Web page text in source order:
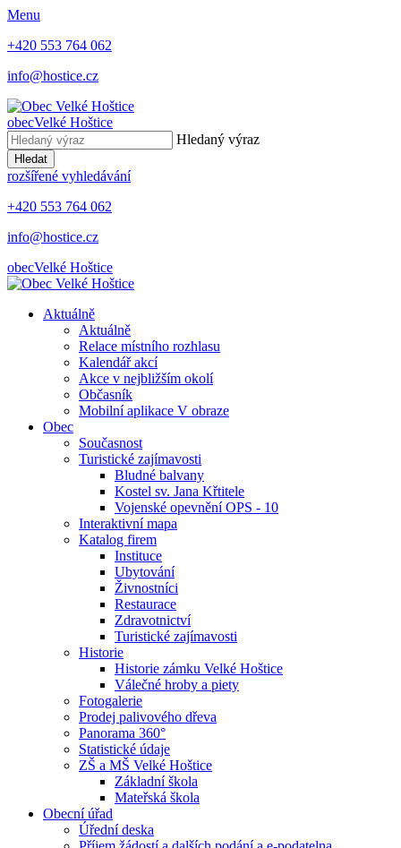
Menu
+420 553 764 062
info@hostice.cz
obecVelké Hoštice
Hledaný výraz
Hledat
rozšířené vyhledávání
+420 553 764 062
info@hostice.cz
obecVelké Hoštice
Aktuálně
Aktuálně
Relace místního rozhlasu
Kalendář akcí
Akce v nejbližším okolí
Občasník
Mobilní aplikace V obraze
Obec
Současnost
Turistické zajímavosti
Bludné balvany
Kostel sv. Jana Křtitele
Vojenské opevnění OPS - 10
Interaktivní mapa
Katalog firem
Instituce
Ubytování
Živnostníci
Restaurace
Zdravotnictví
Turistické zajímavosti
Historie
Historie zámku Velké Hoštice
Válečné hroby a piety
Fotogalerie
Prodej palivového dřeva
Panorama 360°
Statistické údaje
ZŠ a MŠ Velké Hoštice
Základní škola
Mateřská škola
Obecní úřad
Úřední deska